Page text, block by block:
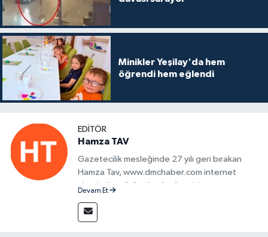
Minikler Yeşilay'da hem
öğrendi hem eğlendi
EDITÖR
Hamza TAV
Gazetecilik mesleğinde 27 yılı geri bırakan
Hamza Tav, www.dmchaber.com internet
sitesinde editör olarak görevini
Devam Et